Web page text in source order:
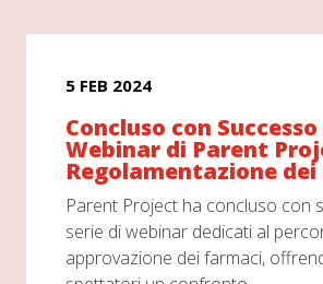
5 FEB 2024
Concluso con
Webinar di Parent
Regolamentazione dei
Parent Project ha concluso con
serie di webinar dedicati al
approvazione dei farmaci,